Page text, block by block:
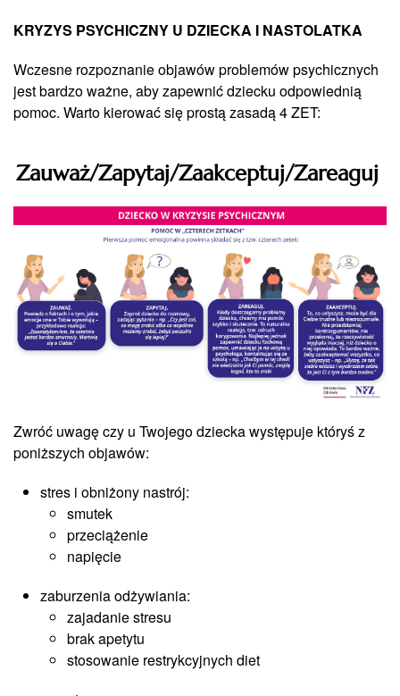
KRYZYS PSYCHICZNY U DZIECKA I NASTOLATKA
Wczesne rozpoznanie objawów problemów psychicznych
jest bardzo ważne, aby zapewnić dziecku odpowiednią
pomoc. Warto kierować się prostą zasadą 4 ZET:
Zauważ/Zapytaj/Zaakceptuj/Zareaguj
Zwróć uwagę czy u Twojego dziecka występuje któryś z
poniższych objawów:
stres i obniżony nastrój:
smutek
przeciążenie
napięcie
zaburzenia odżywiania:
zajadanie stresu
brak apetytu
stosowanie restrykcyjnych diet